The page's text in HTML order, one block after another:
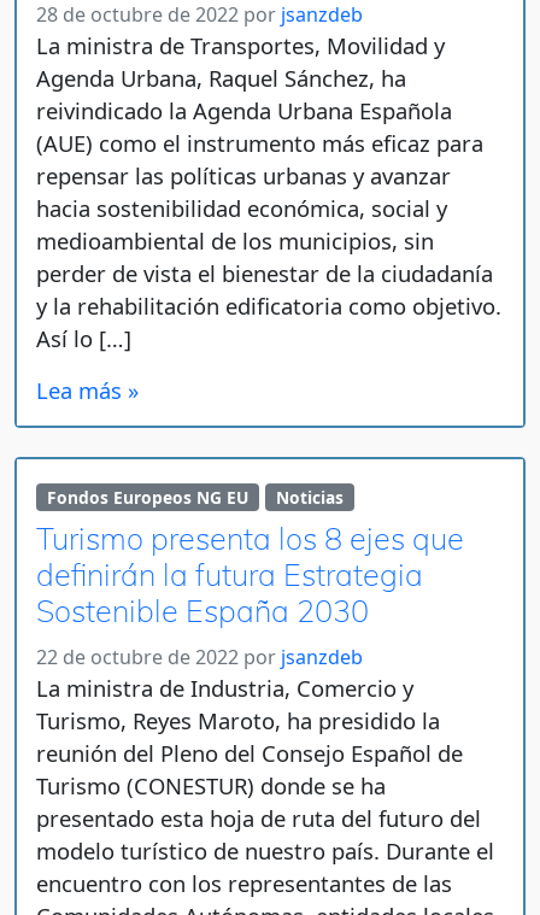
28 de octubre de 2022 por jsanzdeb
La ministra de Transportes, Movilidad y
Agenda Urbana, Raquel Sánchez, ha
reivindicado la Agenda Urbana Española
(AUE) como el instrumento más eficaz para
repensar las políticas urbanas y avanzar
hacia sostenibilidad económica, social y
medioambiental de los municipios, sin
perder de vista el bienestar de la ciudadanía
y la rehabilitación edificatoria como objetivo.
Así lo […]
Lea más »
Fondos Europeos NG EU Noticias
Turismo presenta los 8 ejes que
definirán la futura Estrategia
Sostenible España 2030
22 de octubre de 2022 por jsanzdeb
La ministra de Industria, Comercio y
Turismo, Reyes Maroto, ha presidido la
reunión del Pleno del Consejo Español de
Turismo (CONESTUR) donde se ha
presentado esta hoja de ruta del futuro del
modelo turístico de nuestro país. Durante el
encuentro con los representantes de las